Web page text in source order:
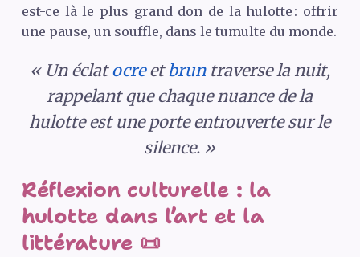
est-ce là le plus grand don de la hulotte : offrir
une pause, un souffle, dans le tumulte du monde.
« Un éclatocreet bruntraverse la nuit,
rappelant que chaque nuance de la
hulotte est une porte entrouverte sur le
silence. »
Réflexion culturelle : la
hulotte dans l’art et la
littérature 📜